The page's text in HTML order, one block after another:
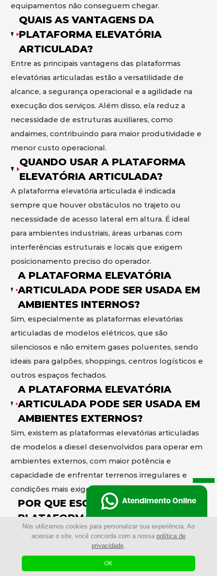
Nós utilizamos cookies para personalizar sua experiência. Ao
acessar o site, você concorda com a nossa política de
privacidade.
OK
equipamentos não conseguem chegar.
QUAIS AS VANTAGENS DA
PLATAFORMA ELEVATÓRIA
ARTICULADA?
Entre as principais vantagens das plataformas
elevatórias articuladas estão a versatilidade de
alcance, a segurança operacional e a agilidade na
execução dos serviços. Além disso, ela reduz a
necessidade de estruturas auxiliares, como
andaimes, contribuindo para maior produtividade e
menor custo operacional.
QUANDO USAR A PLATAFORMA
ELEVATÓRIA ARTICULADA?
A plataforma elevatória articulada é indicada
sempre que houver obstáculos no trajeto ou
necessidade de acesso lateral em altura. É ideal
para ambientes industriais, áreas urbanas com
interferências estruturais e locais que exigem
posicionamento preciso do operador.
A PLATAFORMA ELEVATÓRIA
ARTICULADA PODE SER USADA EM
AMBIENTES INTERNOS?
Sim, especialmente as plataformas elevatórias
articuladas de modelos elétricos, que são
silenciosos e não emitem gases poluentes, sendo
ideais para galpões, shoppings, centros logísticos e
outros espaços fechados.
A PLATAFORMA ELEVATÓRIA
ARTICULADA PODE SER USADA EM
AMBIENTES EXTERNOS?
Sim, existem as plataformas elevatórias articuladas
de modelos a diesel desenvolvidos para operar em
ambientes externos, com maior potência e
capacidade de enfrentar terrenos irregulares e
condições mais exigentes.
POR QUE ESCOLHER A
PLATAFORMA ELEVATÓRIA
ARTICULADA AO INVÉS DE
Mais rápida de montar
Atendimento Online